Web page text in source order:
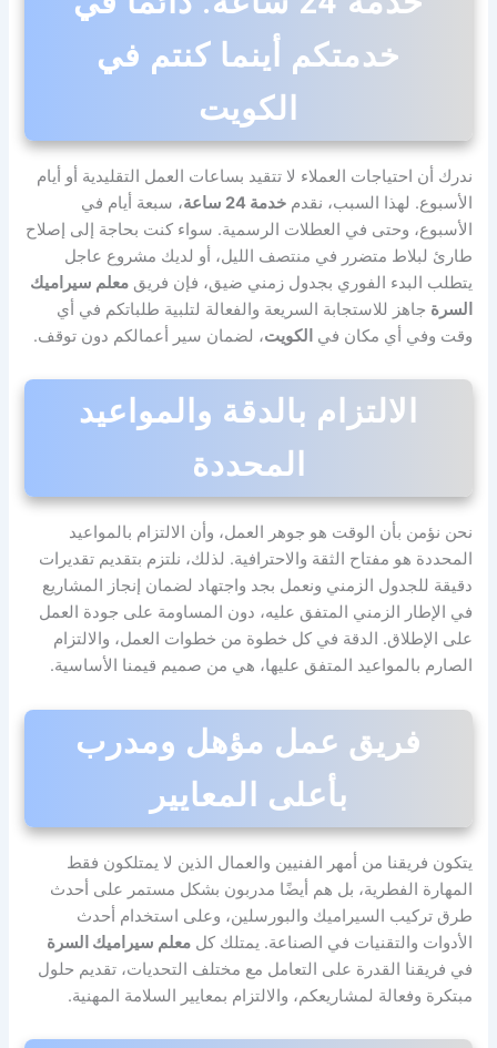
خدمتكم أينما كنتم في
الكويت
ندرك أن احتياجات العملاء لا تتقيد بساعات العمل التقليدية أو أيام
الأسبوع. لهذا السبب، نقدمخدمة 24 ساعة
، سبعة أيام في
الأسبوع، وحتى في العطلات الرسمية. سواء كنت بحاجة إلى إصلاح
طارئ لبلاط متضرر في منتصف الليل، أو لديك مشروع عاجل
يتطلب البدء الفوري بجدول زمني ضيق، فإن فريقمعلم سيراميك
السرة جاهز للاستجابة السريعة والفعالة لتلبية طلباتكم في أي
وقت وفي أي مكان في الكويت، لضمان سير أعمالكم دون توقف.
الالتزام بالدقة والمواعيد
المحددة
نحن نؤمن بأن الوقت هو جوهر العمل، وأن الالتزام بالمواعيد
المحددة هو مفتاح الثقة والاحترافية. لذلك، نلتزم بتقديم تقديرات
دقيقة للجدول الزمني ونعمل بجد واجتهاد لضمان إنجاز المشاريع
في الإطار الزمني المتفق عليه، دون المساومة على جودة العمل
على الإطلاق. الدقة في كل خطوة من خطوات العمل، والالتزام
الصارم بالمواعيد المتفق عليها، هي من صميم قيمنا الأساسية.
فريق عمل مؤهل ومدرب
بأعلى المعايير
يتكون فريقنا من أمهر الفنيين والعمال الذين لا يمتلكون فقط
المهارة الفطرية، بل هم أيضًا مدربون بشكل مستمر على أحدث
طرق تركيب السيراميك والبورسلين، وعلى استخدام أحدث
الأدوات والتقنيات في الصناعة. يمتلك كلمعلم سيراميك السرة
في فريقنا القدرة على التعامل مع مختلف التحديات، تقديم حلول
مبتكرة وفعالة لمشاريعكم، والالتزام بمعايير السلامة المهنية.